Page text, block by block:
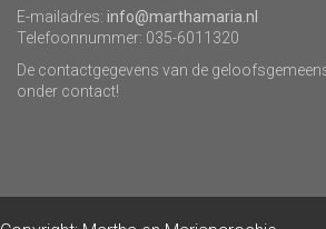
E-mailadres: info@marthamaria.nl
Telefoonnummer: 035-6011320
De contactgegevens van de
onder contact!